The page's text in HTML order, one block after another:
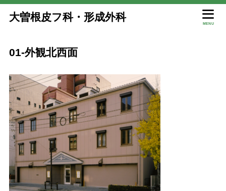
大曽根皮フ科・形成外科
MENU
01‐外観北西面